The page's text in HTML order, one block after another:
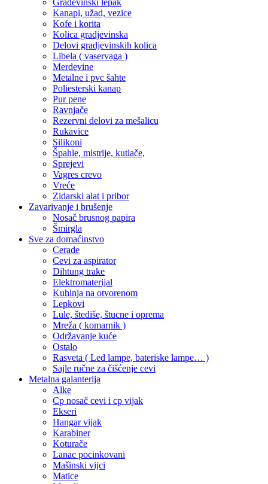
Građevinski lepak
Kanapi, užad, vezice
Kofe i korita
Kolica gradjevinska
Delovi gradjevinskih kolica
Libela ( vaservaga )
Merdevine
Metalne i pvc šahte
Poliesterski kanap
Pur pene
Ravnjače
Rezervni delovi za mešalicu
Rukavice
Silikoni
Špahle, mistrije, kutlače,
Sprejevi
Vagres crevo
Vreće
Zidarski alat i pribor
Zavarivanje i brušenje
Nosač brusnog papira
Šmirgla
Sve za domaćinstvo
Cerade
Cevi za aspirator
Dihtung trake
Elektromaterijal
Kuhinja na otvorenom
Lepkovi
Lule, štediše, štucne i oprema
Mreža ( komarnik )
Održavanje kuće
Ostalo
Rasveta ( Led lampe, bateriske lampe… )
Sajle ručne za čišćenje cevi
Metalna galanterija
Alke
Cp nosač cevi i cp vijak
Ekseri
Hangar vijak
Karabiner
Koturače
Lanac pocinkovani
Mašinski vijci
Matice